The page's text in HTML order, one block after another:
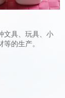
文具、玩具、小
等的生产。